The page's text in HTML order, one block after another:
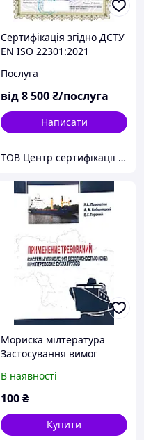
Сертифікація згідно ДСТУ
EN ISO 22301:2021
Системи управління
неперервністю бізнесу.
Вимоги
Послуга
від8 500₴/послуга
Написати
ТОВ Центр сертифікації ЄВРОСТАНДАРТ (Група компаній)
Мориска мілтература
Застосування вимог
безпекою (СУБ) під час
перевезення сухих
практичне
В наявності
100₴
Купити